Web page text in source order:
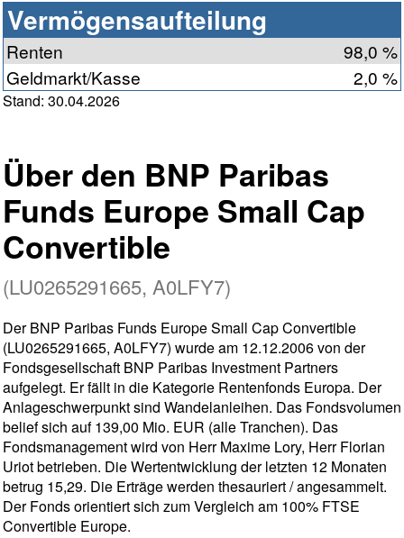
Vermögensaufteilung
Renten
98,0 %
Geldmarkt/Kasse
2,0 %
Stand: 30.04.2026
Über den BNP Paribas
Funds Europe Small Cap
Convertible
(LU0265291665, A0LFY7)
Der BNP Paribas Funds Europe Small Cap Convertible
(LU0265291665, A0LFY7) wurde am 12.12.2006 von der
Fondsgesellschaft BNP Paribas Investment Partners
aufgelegt. Er fällt in die Kategorie Rentenfonds Europa. Der
Anlageschwerpunkt sind Wandelanleihen. Das Fondsvolumen
belief sich auf 139,00 Mio. EUR (alle Tranchen). Das
Fondsmanagement wird von Herr Maxime Lory, Herr Florian
Uriot betrieben. Die Wertentwicklung der letzten 12 Monaten
betrug 15,29. Die Erträge werden thesauriert / angesammelt.
Der Fonds orientiert sich zum Vergleich am 100% FTSE
Convertible Europe.